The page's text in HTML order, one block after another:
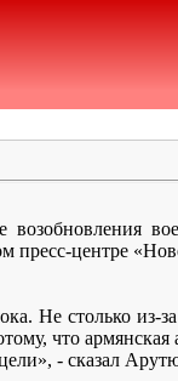
возобновления
пресс-центре
Не столько из-
что армянская
- сказал